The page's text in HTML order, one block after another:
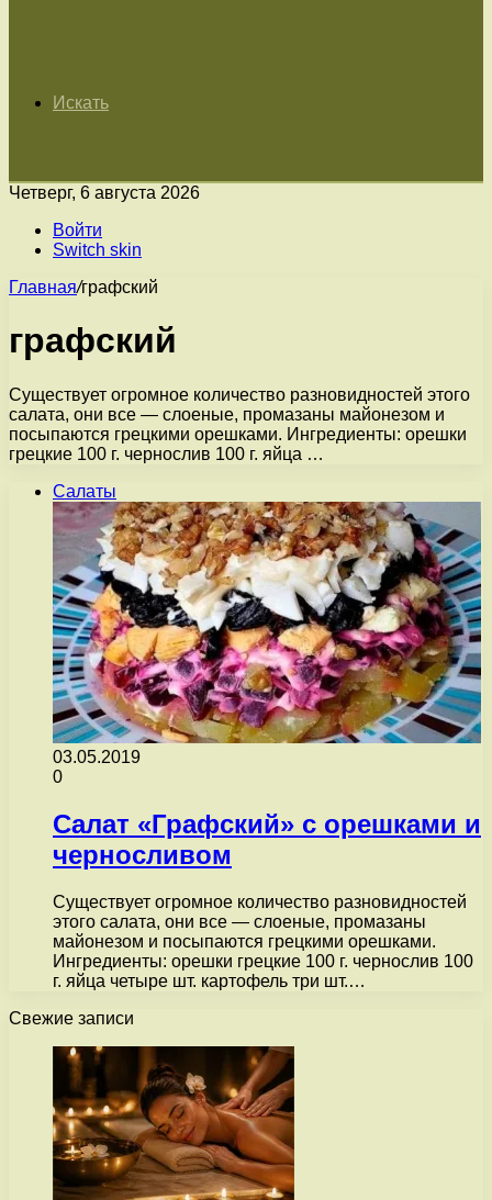
Искать
Четверг, 6 августа 2026
Войти
Switch skin
Главная/графский
графский
Существует огромное количество разновидностей этого
салата, они все — слоеные, промазаны майонезом и
посыпаются грецкими орешками. Ингредиенты: орешки
грецкие 100 г. чернослив 100 г. яйца …
Салаты
03.05.2019
0
Салат «Графский» с орешками и
черносливом
Существует огромное количество разновидностей
этого салата, они все — слоеные, промазаны
майонезом и посыпаются грецкими орешками.
Ингредиенты: орешки грецкие 100 г. чернослив 100
г. яйца четыре шт. картофель три шт.…
Свежие записи